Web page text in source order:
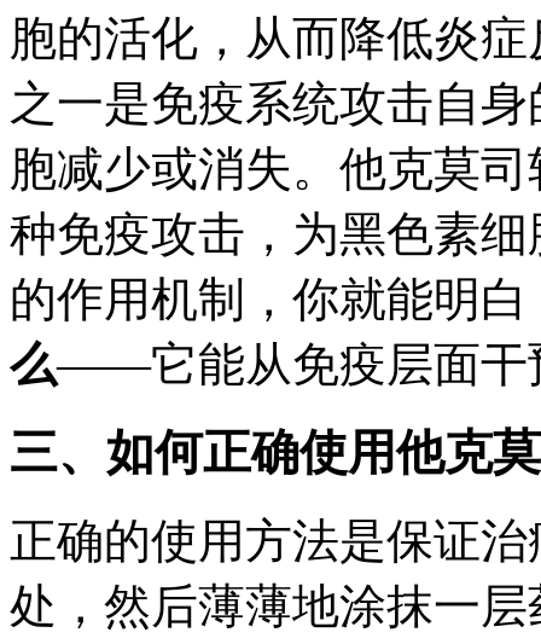
胞的活化，从而降低炎
之一是免疫系统攻击自
胞减少或消失。他克莫
种免疫攻击，为黑色素
的作用机制，你就能明白
么——它能从免疫层面干
三、如何正确使用他克
正确的使用方法是保证
处，然后薄薄地涂抹一